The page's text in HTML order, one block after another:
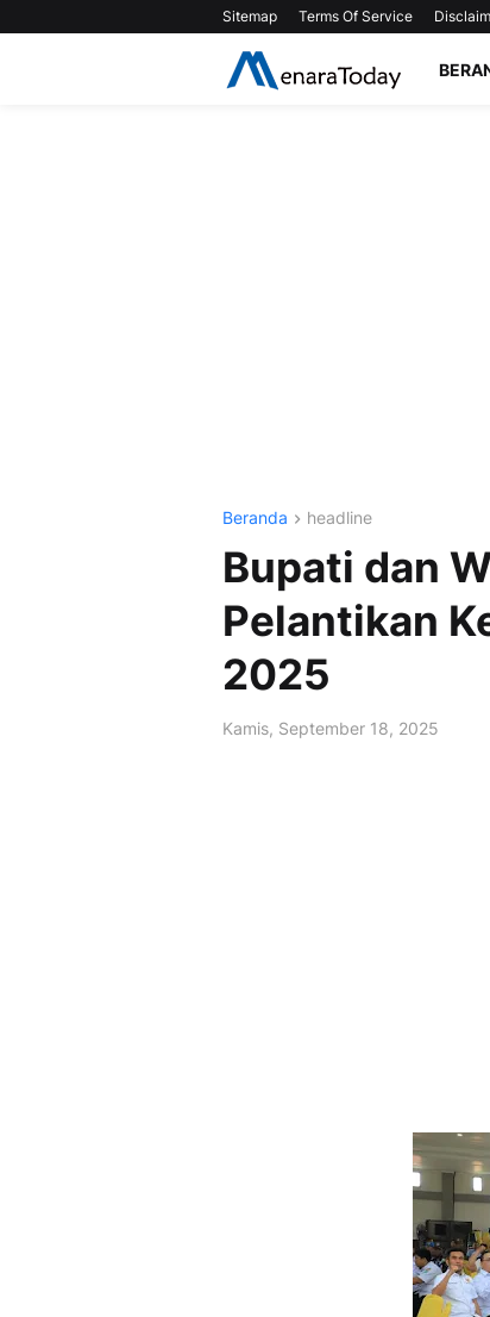
Sitemap Terms Of Service
Beranda headline
Bupati dan
Pelantikan
2025
Kamis, September 18, 2025